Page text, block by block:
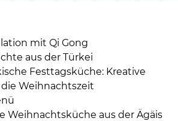
mit Qi Gong
aus der Türkei
Festtagsküche: Kreative
Weihnachtszeit
Weihnachtsküche aus der Ägäis